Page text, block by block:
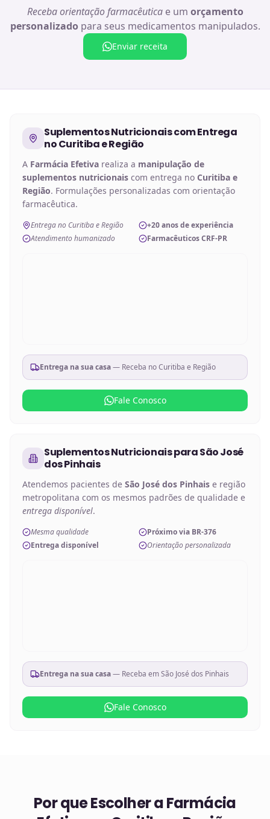
Receba orientação farmacêuticae um orçamento
personalizado para seus medicamentos manipulados.
Enviar receita
Suplementos Nutricionaiscom Entrega
noCuritiba e Região
A Farmácia Efetiva realiza a manipulação de
suplementos nutricionais com entrega no Curitiba e
Região. Formulações personalizadas com orientação
farmacêutica.
Entrega no Curitiba e Região
+20 anos de experiência
Atendimento humanizado
Farmacêuticos CRF-PR
Entrega na sua casa— Receba noCuritiba e Região
Fale Conosco
Suplementos NutricionaisparaSão José
dos Pinhais
Atendemos pacientes de São José dos Pinhais e região
metropolitana com os mesmos padrões de qualidade e
entrega disponível.
Mesma qualidade
Próximo via BR-376
Entrega disponível
Orientação personalizada
Entrega na sua casa— Receba emSão José dos Pinhais
Fale Conosco
Por que Escolher a Farmácia